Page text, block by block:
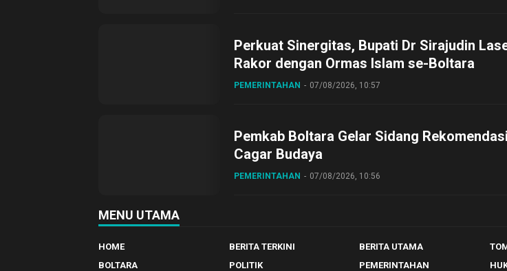
Perkuat Sinergitas, Bupati Dr Sirajudin
Rakor dengan Ormas Islam se-Boltara
PEMERINTAHAN 07/08/2026, 10:57
Pemkab Boltara Gelar Sidang
Cagar Budaya
PEMERINTAHAN 07/08/2026, 10:56
MENU UTAMA
HOME BERITA TERKINI BERITA UTAMA
BOLTARA
POLITIK PEMERINTAHAN